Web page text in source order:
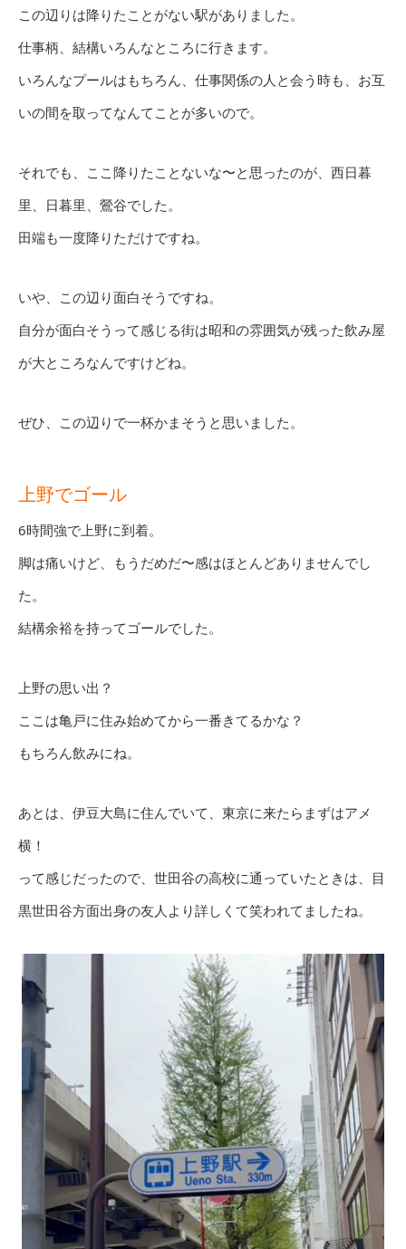
この辺りは降りたことがない駅がありました。
仕事柄、結構いろんなところに行きます。
いろんなプールはもちろん、仕事関係の人と会う時も、お互
いの間を取ってなんてことが多いので。
それでも、ここ降りたことないな〜と思ったのが、西日暮
里、日暮里、鶯谷でした。
田端も一度降りただけですね。
いや、この辺り面白そうですね。
自分が面白そうって感じる街は昭和の雰囲気が残った飲み屋
が大ところなんですけどね。
ぜひ、この辺りで一杯かまそうと思いました。
上野でゴール
6時間強で上野に到着。
脚は痛いけど、もうだめだ〜感はほとんどありませんでし
た。
結構余裕を持ってゴールでした。
上野の思い出？
ここは亀戸に住み始めてから一番きてるかな？
もちろん飲みにね。
あとは、伊豆大島に住んでいて、東京に来たらまずはアメ
横！
って感じだったので、世田谷の高校に通っていたときは、目
黒世田谷方面出身の友人より詳しくて笑われてましたね。